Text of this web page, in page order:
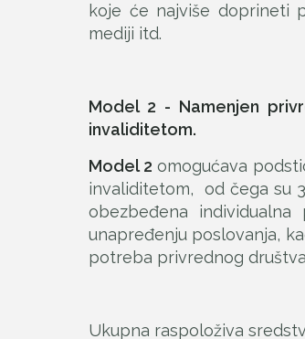
koje će najviše doprineti
mediji itd.
Model 2 - Namenjen
invaliditetom.
Model 2 omogućava
invaliditetom, od čega su
obezbeđena
unapređenju poslovanja,
potreba privrednog
Ukupna raspoloživa